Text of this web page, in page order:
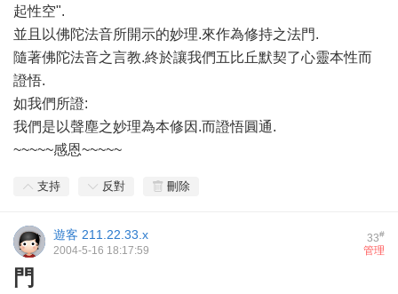
起性空".
並且以佛陀法音所開示的妙理.來作為修持之法門.
隨著佛陀法音之言教.終於讓我們五比丘默契了心靈本性而
證悟.
如我們所證:
我們是以聲塵之妙理為本修因.而證悟圓通.
~~~~~感恩~~~~~
支持 反對 刪除
33#
遊客 211.22.33.x
管理
2004-5-16 18:17:59
門